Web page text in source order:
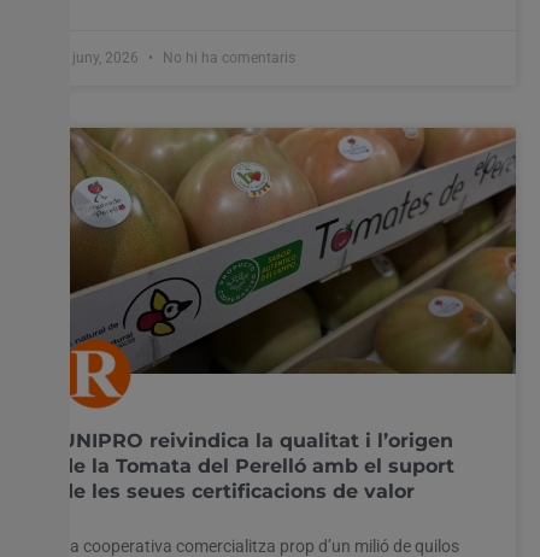
8 juny, 2026 No hi ha comentaris
UNIPRO reivindica la qualitat i l’origen
de la Tomata del Perelló amb el suport
de les seues certificacions de valor
La cooperativa comercialitza prop d’un milió de quilos